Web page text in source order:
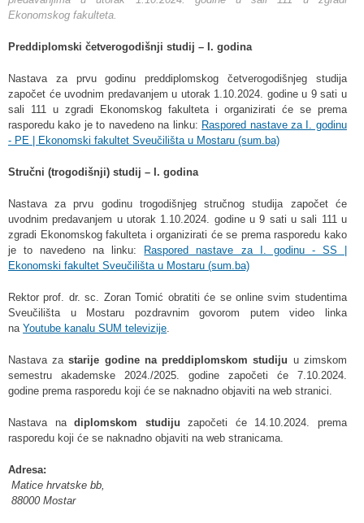
Ekonomskog fakulteta.
Preddiplomski četverogodišnji studij – I. godina
Nastava za prvu godinu preddiplomskog četverogodišnjeg studija
započet će uvodnim predavanjem u utorak 1.10.2024. godine u 9 sati u
sali 111 u zgradi Ekonomskog fakulteta i organizirati će se prema
rasporedu kako je to navedeno na linku: Raspored nastave za I. godinu
- PE | Ekonomski fakultet Sveučilišta u Mostaru (sum.ba)
Stručni (trogodišnji) studij – I. godina
Nastava za prvu godinu trogodišnjeg stručnog studija započet će
uvodnim predavanjem u utorak 1.10.2024. godine u 9 sati u sali 111 u
zgradi Ekonomskog fakulteta i organizirati će se prema rasporedu kako
je to navedeno na linku:
Raspored nastave za I. godinu - SS |
Ekonomski fakultet Sveučilišta u Mostaru (sum.ba)
Rektor prof. dr. sc. Zoran Tomić obratiti će se online svim studentima
Sveučilišta u Mostaru pozdravnim govorom putem video linka
na Youtube kanalu SUM televizije.
Nastava zastarije godine na preddiplomskom studiju u zimskom
semestru akademske 2024./2025. godine započeti će 7.10.2024.
godine prema rasporedu koji će se naknadno objaviti na web stranici.
Nastava nadiplomskom studiju započeti će 14.10.2024. prema
rasporedu koji će se naknadno objaviti na web stranicama.
Adresa:
Matice hrvatske bb,
88000 Mostar